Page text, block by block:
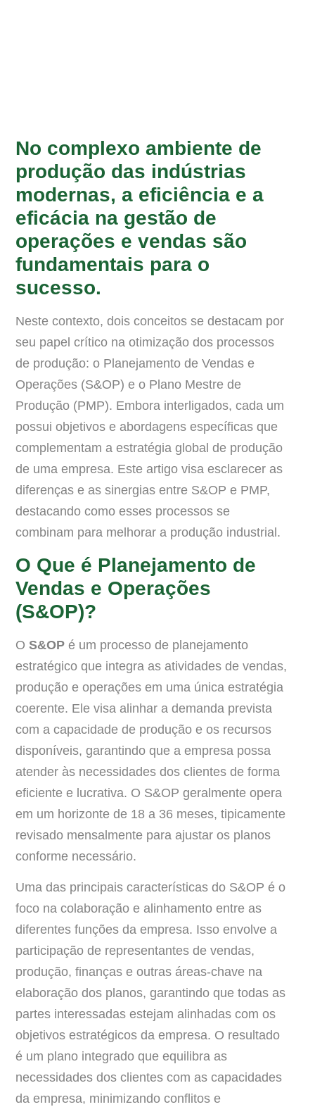
No complexo ambiente de
produção das indústrias
modernas, a eficiência e a
eficácia na gestão de
operações e vendas são
fundamentais para o
sucesso.
Neste contexto, dois conceitos se destacam por
seu papel crítico na otimização dos processos
de produção: o Planejamento de Vendas e
Operações (S&OP) e o Plano Mestre de
Produção (PMP). Embora interligados, cada um
possui objetivos e abordagens específicas que
complementam a estratégia global de produção
de uma empresa. Este artigo visa esclarecer as
diferenças e as sinergias entre S&OP e PMP,
destacando como esses processos se
combinam para melhorar a produção industrial.
O Que é Planejamento de
Vendas e Operações
(S&OP)?
O S&OP é um processo de planejamento
estratégico que integra as atividades de vendas,
produção e operações em uma única estratégia
coerente. Ele visa alinhar a demanda prevista
com a capacidade de produção e os recursos
disponíveis, garantindo que a empresa possa
atender às necessidades dos clientes de forma
eficiente e lucrativa. O S&OP geralmente opera
em um horizonte de 18 a 36 meses, tipicamente
revisado mensalmente para ajustar os planos
conforme necessário.
Uma das principais características do S&OP é o
foco na colaboração e alinhamento entre as
diferentes funções da empresa. Isso envolve a
participação de representantes de vendas,
produção, finanças e outras áreas-chave na
elaboração dos planos, garantindo que todas as
partes interessadas estejam alinhadas com os
objetivos estratégicos da empresa. O resultado
é um plano integrado que equilibra as
necessidades dos clientes com as capacidades
da empresa, minimizando conflitos e